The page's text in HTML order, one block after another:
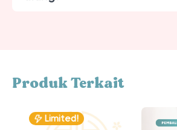
Produk Terkait
Limited!